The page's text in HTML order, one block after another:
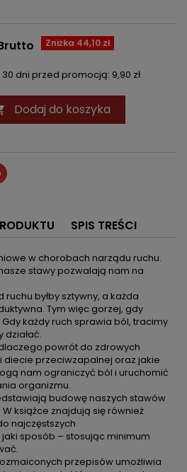
Zniżka 44,10 zł
dni przed promocją: 9,90 zł
Dodaj do koszyka
SPIS TREŚCI
w chorobach narządu ruchu.
stawy pozwalają nam na
ruchu byłby sztywny, a każda
Tym więc gorzej, gdy
każdy ruch sprawia ból, tracimy
działać.
powrót do zdrowych
diecie przeciwzapalnej oraz jakie
nam ograniczyć ból i uruchomić
organizmu.
budowę naszych stawów
książce znajdują się również
najczęstszych
sposób – stosując minimum
przepisów umożliwia